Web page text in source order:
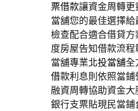
票借款讓資金周轉
當舖您的最佳選擇
檢查配合適合借貸方
度房屋告知借款流程
當舖專業北投當舖全
借款利息則依照當
融資周轉協助資金
銀行支票貼現民當鋪